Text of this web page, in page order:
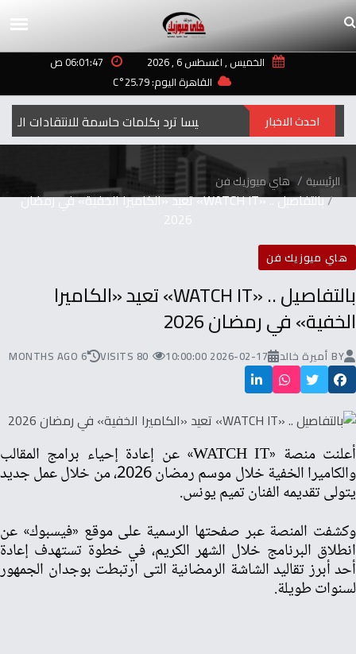
الخميس , اغسطس 6 , 2026
06:01:47 ص
القاهرة اليوم: 25.79°C
احدث الاخبار
الرئيسية هاي ميوزيك فن
بالتفاصيل .. «WATCH IT» تعيد «الكاميرا الخفية» في رمضان
2026
هاي ميوزيك فن
بالتفاصيل .. «WATCH IT» تعيد «الكاميرا
الخفية» في رمضان 2026
BY أميرة خالد 2026-02-17 10:00:00
80 VISITS
6 MONTHS AGO
أعلنت منصة «WATCH IT» عن إعادة إحياء برامج المقالب
والكاميرا الخفية خلال موسم رمضان 2026، من خلال عمل جديد
يتولى تقديمه الفنان تميم يونس.
وكشفت المنصة عبر صفحتها الرسمية على موقع «فيسبوك» عن
انطلاق البرنامج خلال الشهر الكريم، في خطوة تستهدف إعادة
أحد أبرز تقاليد الشاشة الرمضانية التى ارتبطت بوجدان الجمهور
لسنوات طويلة.